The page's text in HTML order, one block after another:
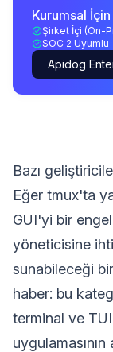
Kurumsal
Şirket İçi (On-
SOC 2 Uyumlu
Apidog
Bazı
Eğer tmux'ta
GUI'yi bir
yöneticisine
sunabileceği
haber: bu
terminal ve